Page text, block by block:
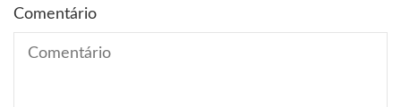
Comentário